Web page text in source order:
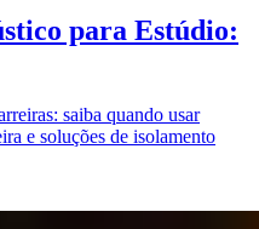
para Estúdio:
saiba quando usar
e soluções de isolamento